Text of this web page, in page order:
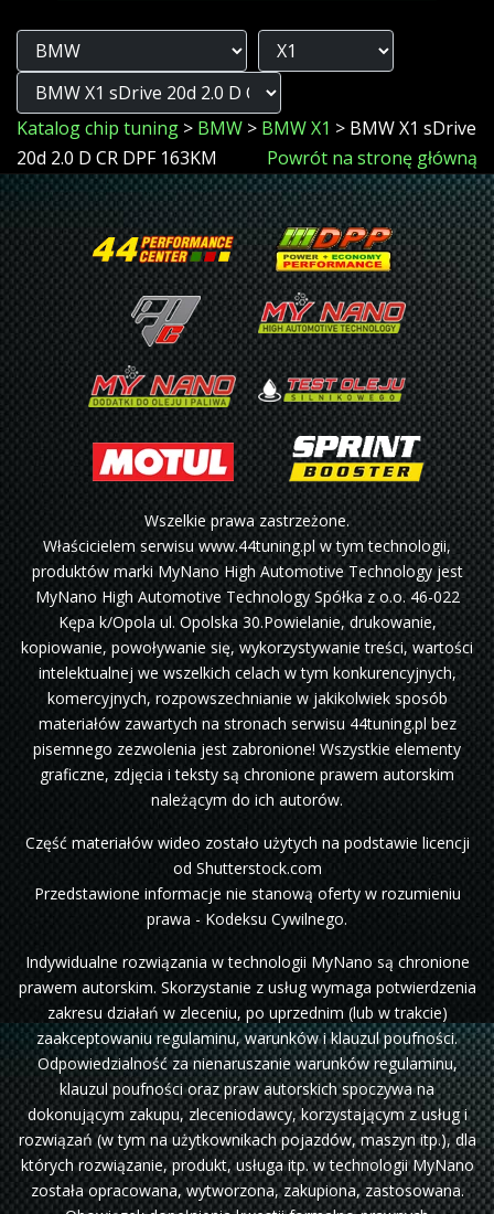
Katalog chip tuning > BMW > BMW X1 > BMW X1 sDrive
20d 2.0 D CR DPF 163KM
Powrót na stronę główną
Wszelkie prawa zastrzeżone.
Właścicielem serwisu www.44tuning.pl w tym technologii,
produktów marki MyNano High Automotive Technology jest
MyNano High Automotive Technology Spółka z o.o. 46-022
Kępa k/Opola ul. Opolska 30.Powielanie, drukowanie,
kopiowanie, powoływanie się, wykorzystywanie treści, wartości
intelektualnej we wszelkich celach w tym konkurencyjnych,
komercyjnych, rozpowszechnianie w jakikolwiek sposób
materiałów zawartych na stronach serwisu 44tuning.pl bez
pisemnego zezwolenia jest zabronione! Wszystkie elementy
graficzne, zdjęcia i teksty są chronione prawem autorskim
należącym do ich autorów.
Część materiałów wideo zostało użytych na podstawie licencji
od Shutterstock.com
Przedstawione informacje nie stanową oferty w rozumieniu
prawa - Kodeksu Cywilnego.
Indywidualne rozwiązania w technologii MyNano są chronione
prawem autorskim. Skorzystanie z usług wymaga potwierdzenia
zakresu działań w zleceniu, po uprzednim (lub w trakcie)
zaakceptowaniu regulaminu, warunków i klauzul poufności.
Odpowiedzialność za nienaruszanie warunków regulaminu,
klauzul poufności oraz praw autorskich spoczywa na
dokonującym zakupu, zleceniodawcy, korzystającym z usług i
rozwiązań (w tym na użytkownikach pojazdów, maszyn itp.), dla
których rozwiązanie, produkt, usługa itp. w technologii MyNano
została opracowana, wytworzona, zakupiona, zastosowana.